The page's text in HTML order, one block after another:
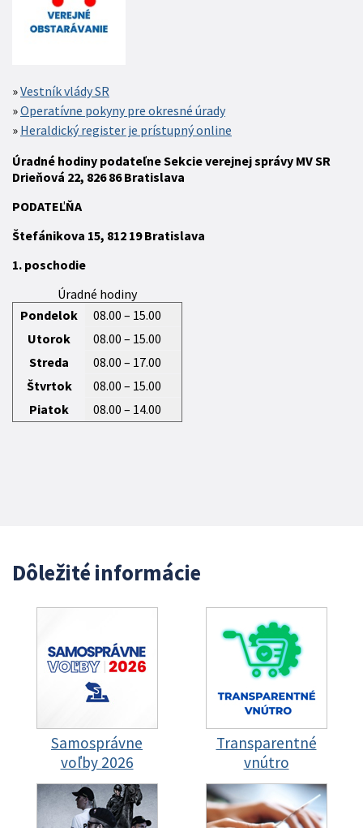
Vestník vlády SR
Operatívne pokyny pre okresné úrady
Heraldický register je prístupný online
Úradné hodiny podateľne Sekcie verejnej správy MV SR
Drieňová 22, 826 86 Bratislava
PODATEĽŇA
Štefánikova 15, 812 19Bratislava
1. poschodie
Úradné hodiny
Pondelok
08.00 – 15.00
Utorok
08.00 – 15.00
Streda
08.00 – 17.00
Štvrtok
08.00 – 15.00
Piatok
08.00 – 14.00
Dôležité informácie
Samosprávne
voľby 2026
Transparentné
vnútro